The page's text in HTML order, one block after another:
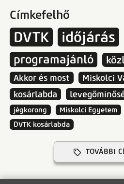
Címkefelhő
DVTK időjárás
programajánló
Akkor és most
Miskolci
kosárlabda
jégkorong
Miskolci Egyetem
DVTK kosárlabda
TOVÁBBI